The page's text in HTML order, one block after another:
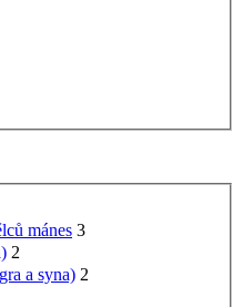
mánes 3
2
a syna) 2